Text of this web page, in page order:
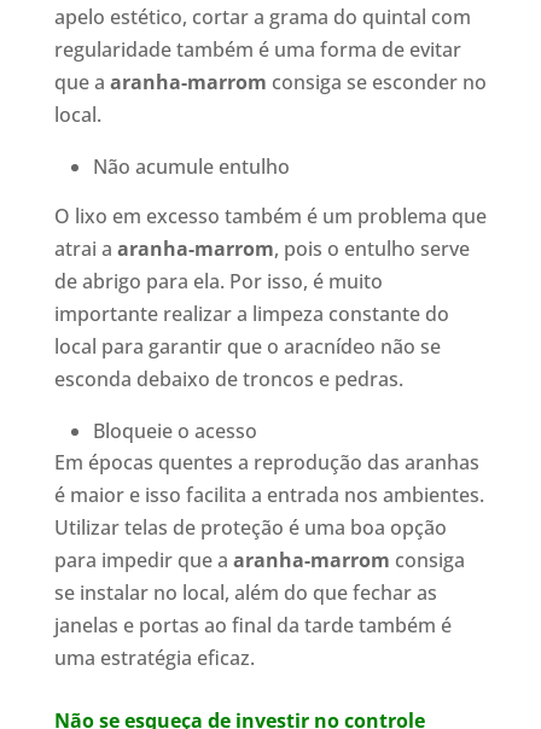
apelo estético, cortar a grama do quintal com
regularidade também é uma forma de evitar
que a aranha-marrom consiga se esconder no
local.
Não acumule entulho
O lixo em excesso também é um problema que
atrai a aranha-marrom, pois o entulho serve
de abrigo para ela. Por isso, é muito
importante realizar a limpeza constante do
local para garantir que o aracnídeo não se
esconda debaixo de troncos e pedras.
Bloqueie o acesso
Em épocas quentes a reprodução das aranhas
é maior e isso facilita a entrada nos ambientes.
Utilizar telas de proteção é uma boa opção
para impedir que a aranha-marrom consiga
se instalar no local, além do que fechar as
janelas e portas ao final da tarde também é
uma estratégia eficaz.
Não se esqueça de investir no controle